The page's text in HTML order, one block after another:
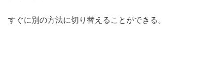
すぐに別の方法に切り替えることができる。